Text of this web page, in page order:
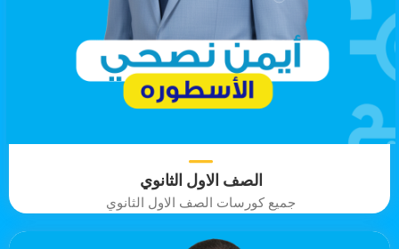
الصف الاول الثانوي
جميع كورسات الصف الاول الثانوي